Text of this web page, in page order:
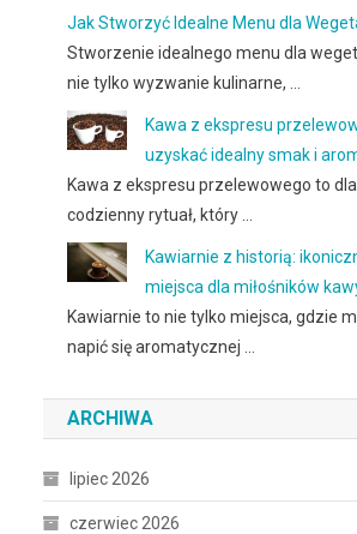
Jak Stworzyć Idealne Menu dla
Stworzenie idealnego menu dla
nie tylko wyzwanie kulinarne, …
Kawa z ekspresu
uzyskać idealny smak i
Kawa z ekspresu przelewowego to
codzienny rytuał, który …
Kawiarnie z historią:
miejsca dla miłośników
Kawiarnie to nie tylko miejsca, gdzie
napić się aromatycznej …
ARCHIWA
lipiec 2026
czerwiec 2026